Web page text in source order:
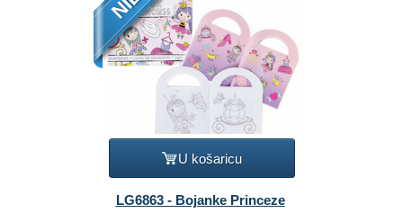
U košaricu
LG6863 - Bojanke Princeze